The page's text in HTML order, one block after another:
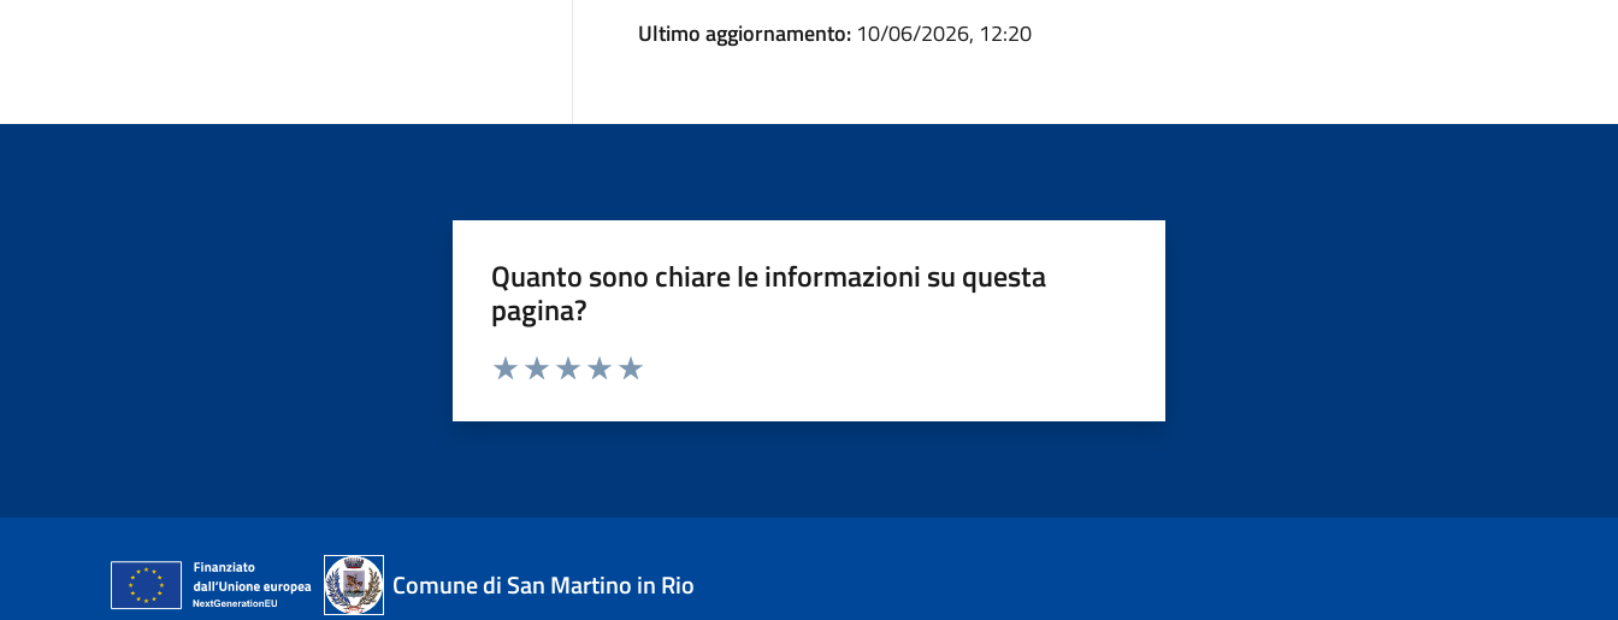
Ultimo aggiornamento: 10/06/2026, 12:20
Quanto sono chiare le informazioni su questa
pagina?
Comune di San Martino in Rio